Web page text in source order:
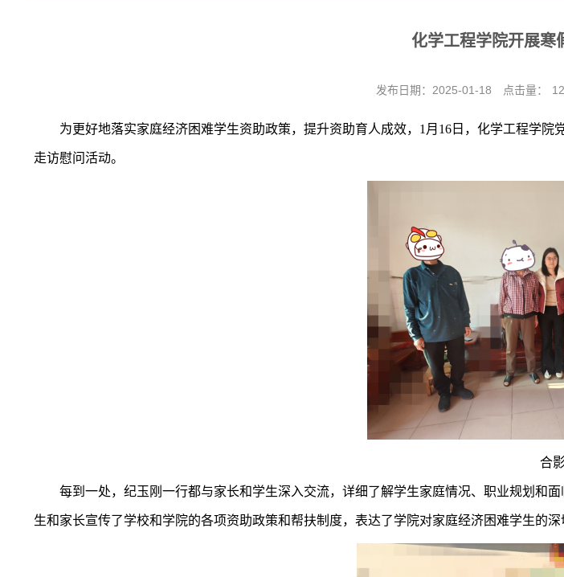
化学工程学院开展寒
发布日期：2025-01-18 点击量：
为更好地落实家庭经济困难学生资助政策，提升资助育人成效，1月16日，化学工程学
走访慰问活动。
合
每到一处，纪玉刚一行都与家长和学生深入交流，详细了解学生家庭情况、职业规划和
生和家长宣传了学校和学院的各项资助政策和帮扶制度，表达了学院对家庭经济困难学生的深